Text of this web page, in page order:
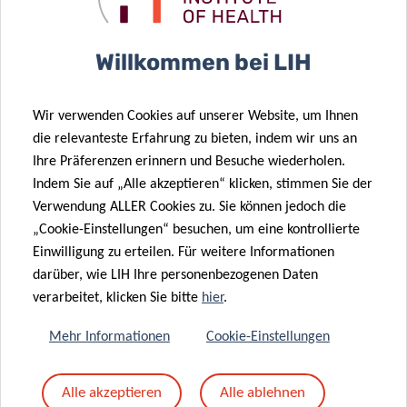
08 Feb. 2021
know what is
behind your
numbers
25 Jan. 2021
side” of the
fight
cardiovascular
disease?
18 Jan. 2021
Characterising
cardiometabolic
health
through
inflammation
micronutrients
26 Okt. 2020
Joint research
project: Shoe
cushioning as
a possible risk
injuries?
26 Okt. 2020
COST Action:
LIH plays a
10 Juli 2020
Cholesterol
Willkommen bei LIH
Wir verwenden Cookies auf unserer Website, um Ihnen
die relevanteste Erfahrung zu bieten, indem wir uns an
Ihre Präferenzen erinnern und Besuche wiederholen.
Indem Sie auf „Alle akzeptieren“ klicken, stimmen Sie der
Verwendung ALLER Cookies zu. Sie können jedoch die
„Cookie-Einstellungen“ besuchen, um eine kontrollierte
Einwilligung zu erteilen. Für weitere Informationen
darüber, wie LIH Ihre personenbezogenen Daten
verarbeitet, klicken Sie bitte hier.
Mehr Informationen Cookie-Einstellungen
Alle akzeptieren Alle ablehnen